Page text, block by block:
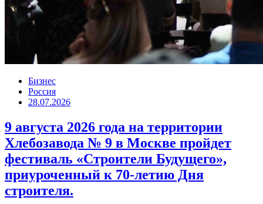
Бизнес
Россия
28.07.2026
9 августа 2026 года на территории
Хлебозавода № 9 в Москве пройдет
фестиваль «Строители Будущего»,
приуроченный к 70-летию Дня
строителя.